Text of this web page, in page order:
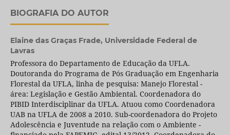
BIOGRAFIA DO AUTOR
Elaine das Graças Frade, Universidade Federal de
Lavras
Professora do Departamento de Educação da UFLA.
Doutoranda do Programa de Pós Graduação em Engenharia
Florestal da UFLA, linha de pesquisa: Manejo Florestal -
área: Legislação e Gestão Ambiental. Coordenadora do
PIBID Interdisciplinar da UFLA. Atuou como Coordenadora
UAB na UFLA de 2008 a 2010. Sub-coordenadora do Projeto
Adolescência e Juventude na relação com o Ambiente -